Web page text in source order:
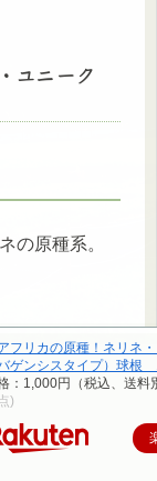
ユニーク
の原種系。
フリカの原種！ネリネ
ゲンシスタイプ）球根
：1,000円（税込、送料
)